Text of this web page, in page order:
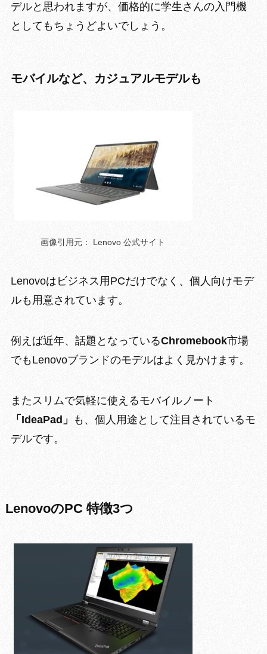
デルと思われますが、価格的に学生さんの入門機
としてもちょうどよいでしょう。
モバイルなど、カジュアルモデルも
画像引用元： Lenovo 公式サイト
Lenovoはビジネス用PCだけでなく、個人向けモデ
ルも用意されています。
例えば近年、話題となっているChromebook市場
でもLenovoブランドのモデルはよく見かけます。
またスリムで気軽に使えるモバイルノート
「IdeaPad」
も、個人用途として注目 されているモ
デルです。
LenovoのPC 特徴3つ